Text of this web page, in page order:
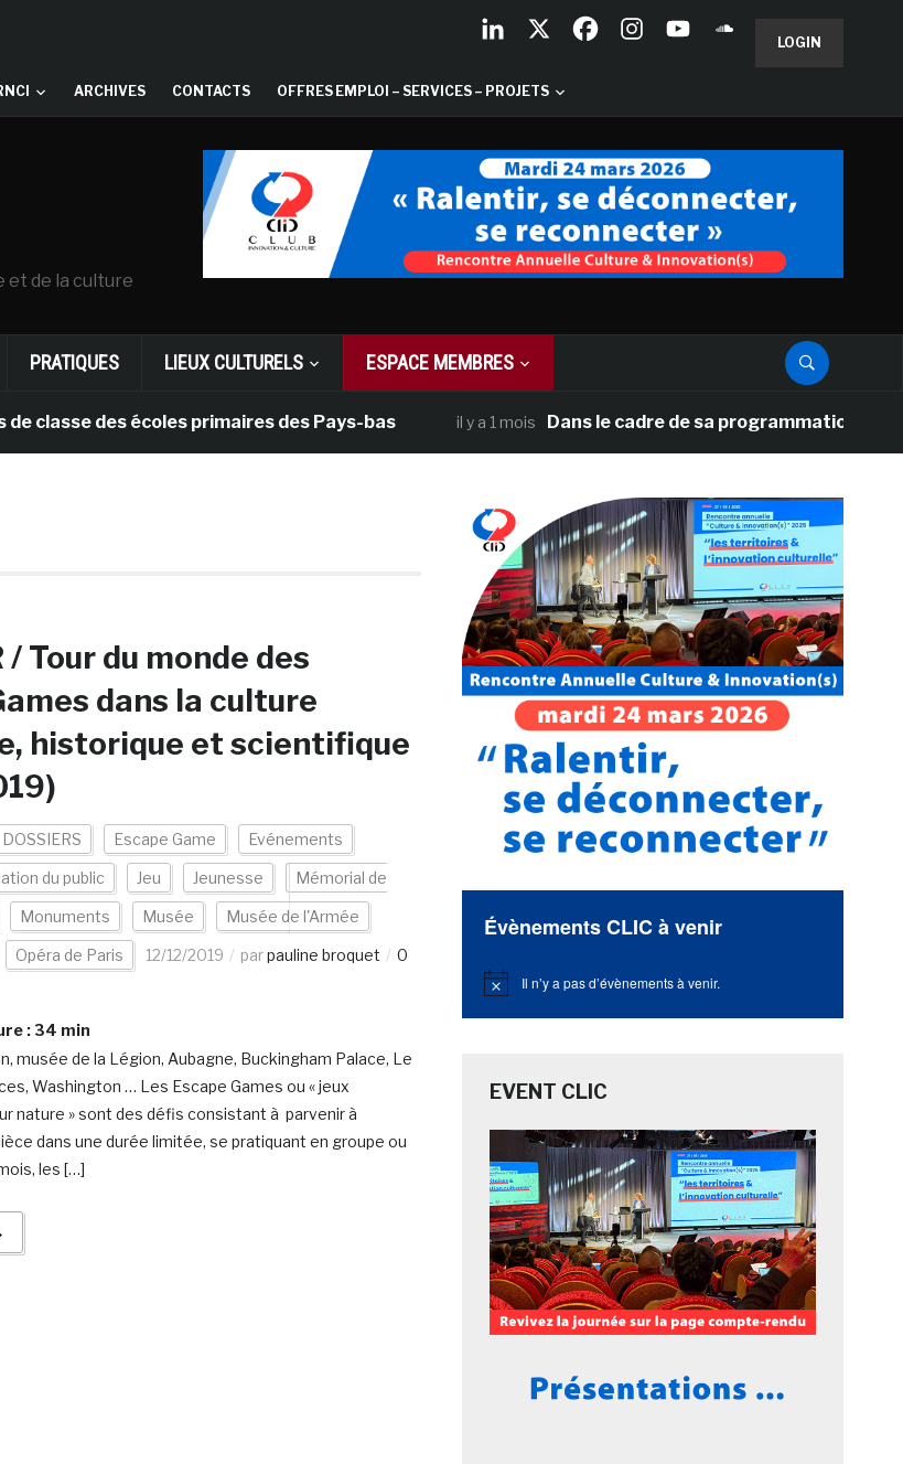
LOGIN
ARCHIVES CONTACTS OFFRES EMPLOI – SERVICES – PROJETS
et de la culture
PRATIQUES LIEUX CULTURELS ESPACE MEMBRES
des écoles primaires des Pays-bas il y a 1 mois Dans le cadre de sa programmation
/ Tour du monde des
dans la culture
historique et scientifique
DOSSIERS Escape Game Evénements
du public Jeu Jeunesse Mémorial de
Monuments Musée Musée de l'Armée
Opéra de Paris 12/12/2019 parpauline broquet
0
: 34 min
musée de la Légion, Aubagne, Buckingham Palace, Le
Washington … Les Escape Games ou « jeux
nature » sont des défis consistant à parvenir à
dans une durée limitée, se pratiquant en groupe ou
les […]
Évènements CLIC à venir
Notice Il n’y a pas d’évènements à venir.
EVENT CLIC